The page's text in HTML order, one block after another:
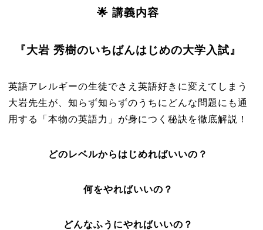
🌟 講義内容
『大岩 秀樹のいちばんはじめの大学入試』
英語アレルギーの生徒でさえ英語好きに変えてしまう
大岩先生が、知らず知らずのうちにどんな問題にも通
用する「本物の英語力」が身につく秘訣を徹底解説！
どのレベルからはじめればいいの？
何をやればいいの？
どんなふうにやればいいの？